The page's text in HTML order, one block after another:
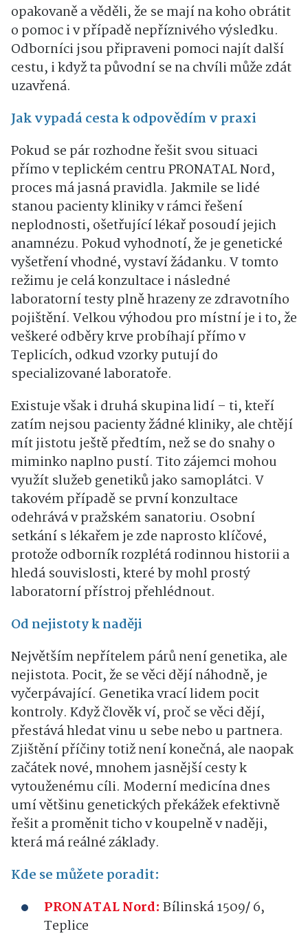
opakovaně a věděli, že se mají na koho obrátit
o pomoc i v případě nepříznivého výsledku.
Odborníci jsou připraveni pomoci najít další
cestu, i když ta původní se na chvíli může zdát
uzavřená.
Jak vypadá cesta k odpovědím v praxi
Pokud se pár rozhodne řešit svou situaci
přímo v teplickém centru PRONATAL Nord,
proces má jasná pravidla. Jakmile se lidé
stanou pacienty kliniky v rámci řešení
neplodnosti, ošetřující lékař posoudí jejich
anamnézu. Pokud vyhodnotí, že je genetické
vyšetření vhodné, vystaví žádanku. V tomto
režimu je celá konzultace i následné
laboratorní testy plně hrazeny ze zdravotního
pojištění. Velkou výhodou pro místní je i to, že
veškeré odběry krve probíhají přímo v
Teplicích, odkud vzorky putují do
specializované laboratoře.
Existuje však i druhá skupina lidí – ti, kteří
zatím nejsou pacienty žádné kliniky, ale chtějí
mít jistotu ještě předtím, než se do snahy o
miminko naplno pustí. Tito zájemci mohou
využít služeb genetiků jako samoplátci. V
takovém případě se první konzultace
odehrává v pražském sanatoriu. Osobní
setkání s lékařem je zde naprosto klíčové,
protože odborník rozplétá rodinnou historii a
hledá souvislosti, které by mohl prostý
laboratorní přístroj přehlédnout.
Od nejistoty k naději
Největším nepřítelem párů není genetika, ale
nejistota. Pocit, že se věci dějí náhodně, je
vyčerpávající. Genetika vrací lidem pocit
kontroly. Když člověk ví, proč se věci dějí,
přestává hledat vinu u sebe nebo u partnera.
Zjištění příčiny totiž není konečná, ale naopak
začátek nové, mnohem jasnější cesty k
vytouženému cíli. Moderní medicína dnes
umí většinu genetických překážek efektivně
řešit a proměnit ticho v koupelně v naději,
která má reálné základy.
Kde se můžete poradit:
PRONATAL Nord: Bílinská 1509/ 6,
Teplice